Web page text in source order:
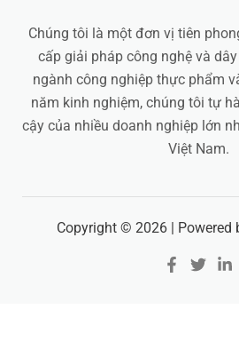
Chúng tôi là một đơn vị tiên
cấp giải pháp công nghệ và
ngành công nghiệp thực phẩm
năm kinh nghiệm, chúng tôi tự
cậy của nhiều doanh nghiệp lớn
Việt Nam.
Copyright © 2026 | Powered